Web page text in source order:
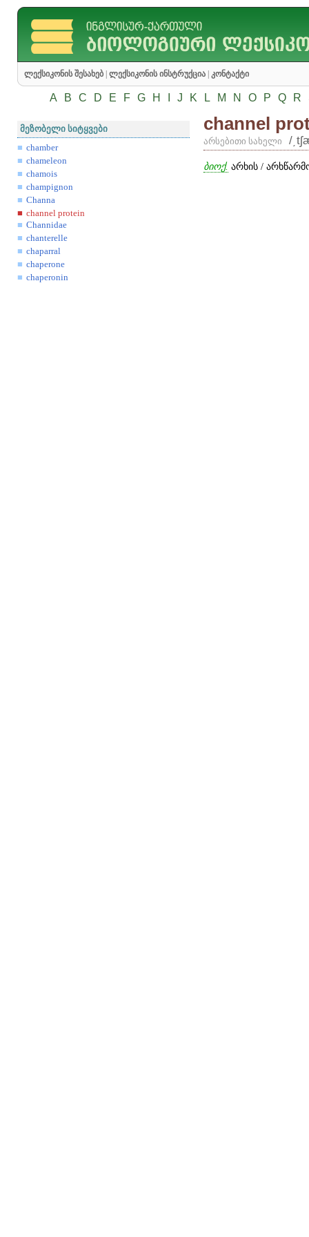
ლექსიკონის შესახებ ლექსიკონის ინსტრუქცია კონტაქტი
A B C D E F G H J K L M N O P Q R
მეზობელი სიტყვები
chamber
chameleon
chamois
champignon
Channa
channel protein
Channidae
chanterelle
chaparral
chaperone
chaperonin
channel
არსებითი სახელი /
ბიოქ. არხის /